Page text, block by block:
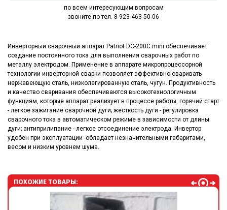
по всем интересующим вопросам
звоните по тел. 8-923-463-50-06
Инверторный сварочный аппарат Patriot DC-200C mini обеспечивает
создание постоянного тока для выполнения сварочных работ по
металлу электродом. Применение в аппарате микропроцессорной
технологии инверторной сварки позволяет эффективно сваривать
нержавеющую сталь, низколегированную сталь, чугун. Продуктивность
и качество сваривания обеспечиваются высокотехнологичным
функциям, которые аппарат реализует в процессе работы: горячий старт
- легкое зажигание сварочной дуги; жесткость дуги - регулировка
сварочного тока в автоматическом режиме в зависимости от длины
дуги; антиприлипание - легкое отсоединение электрода. Инвертор
удобен при эксплуатации -обладает незначительными габаритами,
весом и низким уровнем шума.
ПОХОЖИЕ ТОВАРЫ: